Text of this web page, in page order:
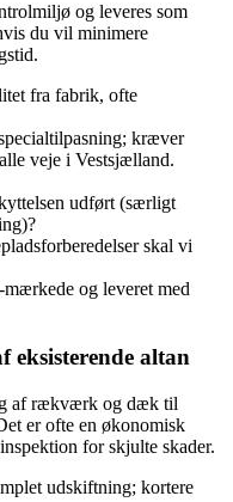
og leveres som
du vil minimere
fra fabrik, ofte
kræver
veje i Vestsjælland.
udført (særligt
skal vi
og leveret med
eksisterende altan
af rækværk og dæk til
er ofte en økonomisk
for skjulte skader.
udskiftning; kortere